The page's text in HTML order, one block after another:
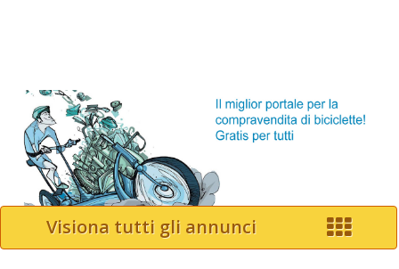
Visiona tutti gli annunci